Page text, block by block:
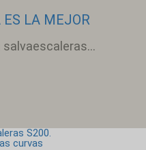
LA MEJOR
S200.
curvas